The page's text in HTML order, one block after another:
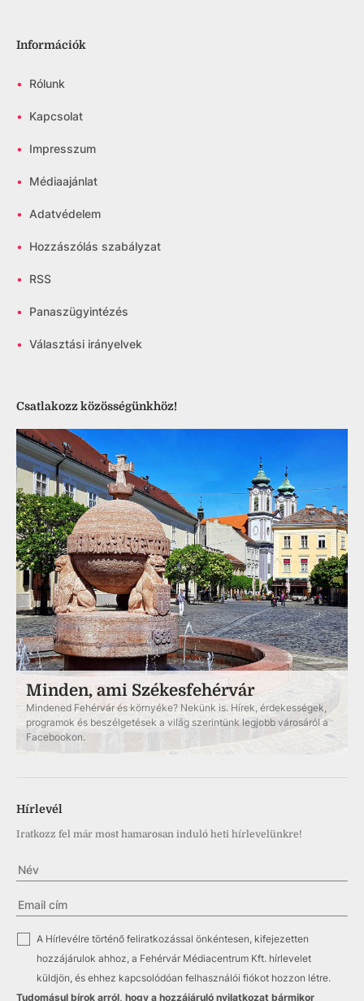
Információk
• Rólunk
• Kapcsolat
• Impresszum
• Médiaajánlat
• Adatvédelem
• Hozzászólás szabályzat
• RSS
• Panaszügyintézés
• Választási irányelvek
Csatlakozz közösségünkhöz!
Minden, ami Székesfehérvár
Mindened Fehérvár és környéke? Nekünk is. Hírek, érdekességek,
programok és beszélgetések a világ szerintünk legjobb városáról a
Facebookon.
Hírlevél
Iratkozz fel már most hamarosan induló heti hírlevelünkre!
A Hírlevélre történő feliratkozással önkéntesen, kifejezetten
hozzájárulok ahhoz, a Fehérvár Médiacentrum Kft. hírlevelet
küldjön, és ehhez kapcsolódóan felhasználói fiókot hozzon létre.
Tudomásul bírok arról, hogy a hozzájáruló nyilatkozat bármikor